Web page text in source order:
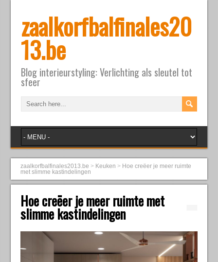
zaalkorfbalfinales20
13.be
Blog interieurstyling: Verlichting als sleutel tot
sfeer
zaalkorfbalfinales2013.be > Keuken > Hoe creëer je meer ruimte
met slimme kastindelingen
Hoe creëer je meer ruimte met
slimme kastindelingen